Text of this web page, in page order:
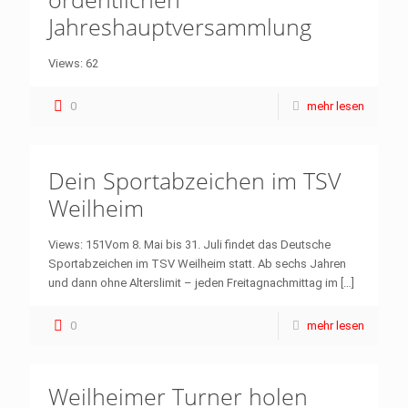
Jahreshauptversammlung
Views: 62
0 mehr lesen
Dein Sportabzeichen im TSV
Weilheim
Views: 151Vom 8. Mai bis 31. Juli findet das Deutsche
Sportabzeichen im TSV Weilheim statt. Ab sechs Jahren
und dann ohne Alterslimit – jeden Freitagnachmittag im […]
0 mehr lesen
Weilheimer Turner holen